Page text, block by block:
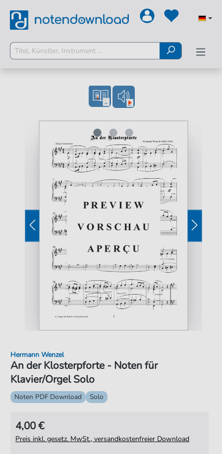
An der Klosterpforte - Noten für
Klavier/Orgel Solo
Hermann Wenzel
Noten PDF Download Solo
4,00 €
Preis inkl. gesetz. MwSt., versandkostenfreier Download